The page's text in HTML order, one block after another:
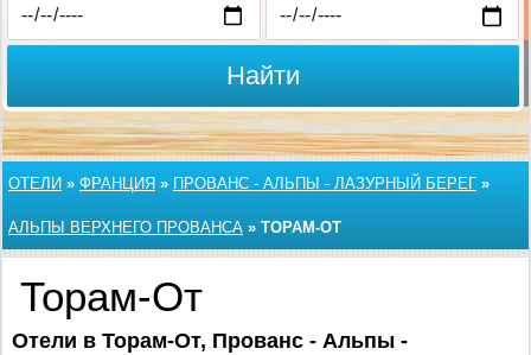
Найти
ОТЕЛИ » ФРАНЦИЯ » ПРОВАНС - АЛЬПЫ - ЛАЗУРНЫЙ БЕРЕГ »
АЛЬПЫ ВЕРХНЕГО ПРОВАНСА » ТОРАМ-ОТ
Торам-От
Отели в Торам-От, Прованс - Альпы -